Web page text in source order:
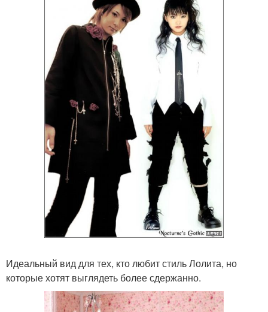
Идеальный вид для тех, кто любит стиль Лолита, но
которые хотят выглядеть более сдержанно.